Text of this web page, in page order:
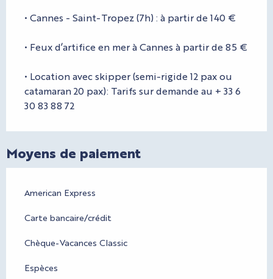
• Cannes - Saint-Tropez (7h) : à partir de 140 €
• Feux d’artifice en mer à Cannes à partir de 85 €
• Location avec skipper (semi-rigide 12 pax ou
catamaran 20 pax): Tarifs sur demande au + 33 6
30 83 88 72
Moyens de paiement
American Express
Carte bancaire/crédit
Chèque-Vacances Classic
Espèces